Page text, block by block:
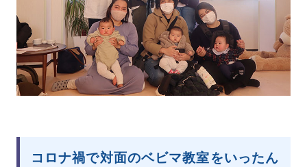
コロナ禍で対面のベビマ教室をいったん